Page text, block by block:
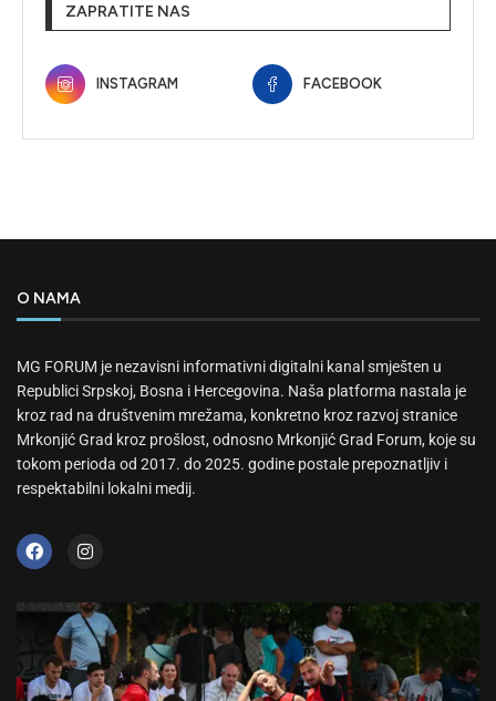
ZAPRATITE NAS
INSTAGRAM FACEBOOK
O NAMA
MG FORUM je nezavisni informativni digitalni kanal smješten u
Republici Srpskoj, Bosna i Hercegovina. Naša platforma nastala je
kroz rad na društvenim mrežama, konkretno kroz razvoj stranice
Mrkonjić Grad kroz prošlost, odnosno Mrkonjić Grad Forum, koje su
tokom perioda od 2017. do 2025. godine postale prepoznatljiv i
respektabilni lokalni medij.